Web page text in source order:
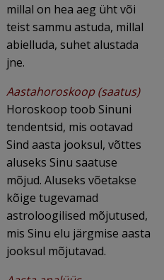
millal on hea aeg üht või
teist sammu astuda, millal
abielluda, suhet alustada
jne.
Aastahoroskoop (saatus)
Horoskoop toob Sinuni
tendentsid, mis ootavad
Sind aasta jooksul, võttes
aluseks Sinu saatuse
mõjud. Aluseks võetakse
kõige tugevamad
astroloogilised mõjutused,
mis Sinu elu järgmise aasta
jooksul mõjutavad.